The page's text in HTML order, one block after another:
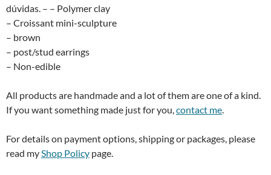
dúvidas. – – Polymer clay
– Croissant mini-sculpture
– brown
– post/stud earrings
– Non-edible
All products are handmade and a lot of them are one of a kind.
If you want something made just for you, contact me
For details on payment options, shipping or packages, please
read my Shop Policy page.